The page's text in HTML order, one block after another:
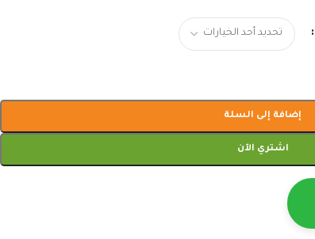
إضافة إلى السلة
اشتري الآن